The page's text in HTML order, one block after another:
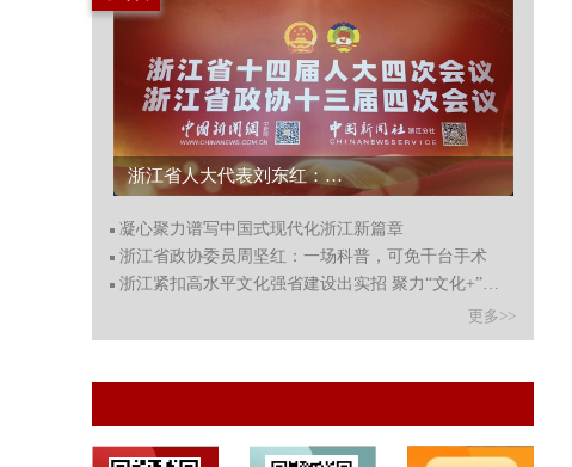
浙江省政协委员何涤非呼吁“疏堵结合”规范公共空间字体，守护汉字文化根脉...
凝心聚力谱写中国式现代化浙江新篇章
浙江省政协委员周坚红：一场科普，可免千台手术
浙江紧扣高水平文化强省建设出实招 聚力“文化+”赋能新图
更多>>